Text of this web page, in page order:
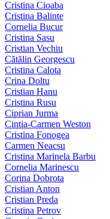
Cristina Cioaba
Cristina Balinte
Cornelia Bucur
Cristina Sasu
Cristian Vechiu
Cătălin Georgescu
Cristina Calota
Crina Doltu
Cristian Hanu
Cristina Rusu
Ciprian Jurma
Cintia-Carmen Weston
Cristina Fonogea
Carmen Neacsu
Cristina Marinela Barbu
Cornelia Marinescu
Corina Dobrota
Cristian Anton
Cristian Preda
Cristina Petrov